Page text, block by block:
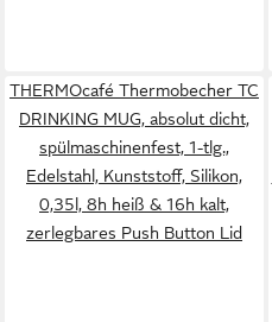
THERMOcafé Thermobecher TC
DRINKING MUG, absolut dicht,
spülmaschinenfest, 1-tlg.,
Edelstahl, Kunststoff, Silikon,
0,35l, 8h heiß & 16h kalt,
zerlegbares Push Button Lid